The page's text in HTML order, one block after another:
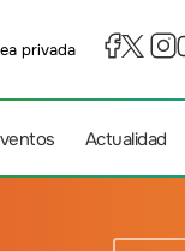
privada
Actualidad